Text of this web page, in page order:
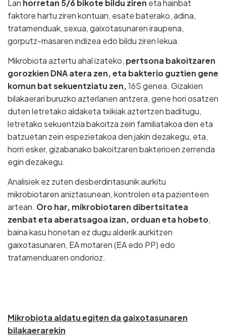
Lan horretan 5/6 bikote bildu ziren eta hainbat
faktore hartu ziren kontuan, esate baterako, adina,
tratamenduak, sexua, gaixotasunaren iraupena,
gorputz-masaren indizea edo bildu ziren lekua.
Mikrobiota aztertu ahal izateko, pertsona bakoitzaren
gorozkien DNA atera zen, eta bakterio guztien gene
komun bat sekuentziatu zen,16S genea. Gizakien
bilakaerari buruzko azterlanen antzera, gene hori osatzen
duten letretako aldaketa txikiak aztertzen baditugu,
letretako sekuentzia bakoitza zein familiatakoa den eta
batzuetan zein espezietakoa den jakin dezakegu, eta,
horri esker, gizabanako bakoitzaren bakterioen zerrenda
egin dezakegu.
Analisiek ez zuten desberdintasunik aurkitu
mikrobiotaren aniztasunean, kontrolen eta pazienteen
artean. Oro har, mikrobiotaren dibertsitatea
zenbat eta aberatsagoa izan, orduan eta hobeto,
baina kasu honetan ez dugu alderik aurkitzen
gaixotasunaren, EA motaren (EA edo PP) edo
tratamenduaren ondorioz.
Mikrobiota aldatu egiten da gaixotasunaren
bilakaerarekin